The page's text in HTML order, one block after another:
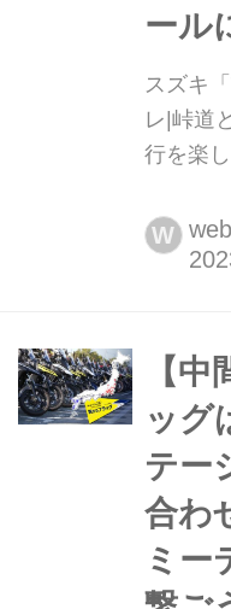
ール
スズキ
レ|峠道
行を楽
ドルア
自信を
ロント
ンロー
いてレ
ートバ
W
【
ッグ
テー
合わ
ミー